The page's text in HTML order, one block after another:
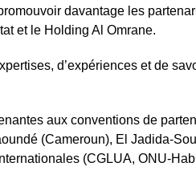
davantage les
et le Holding Al Omrane.
d’expériences et de
aux conventions de
(Cameroun), El Jadida-
(CGLUA, ONU-